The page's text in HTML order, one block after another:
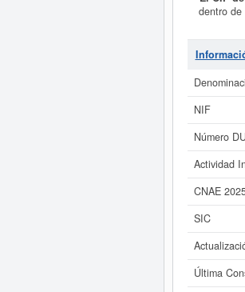
dentro
Si está
NIF
Número
Actividad
CNAE
SIC
Última